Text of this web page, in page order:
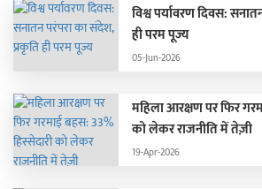
विश्व पर्यावरण दिवस:
ही परम पूज्य
05-Jun-2026
महिला आरक्षण पर फिर
को लेकर राजनीति में तेज़ी
19-Apr-2026